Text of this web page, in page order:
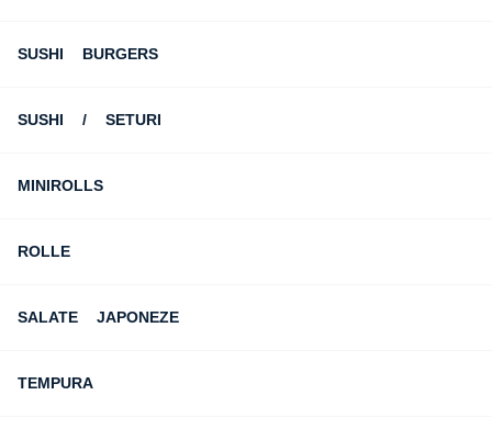
SUSHI BURGERS
SUSHI / SETURI
MINIROLLS
ROLLE
SALATE JAPONEZE
TEMPURA